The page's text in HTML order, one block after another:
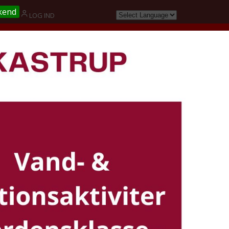
LOG IND